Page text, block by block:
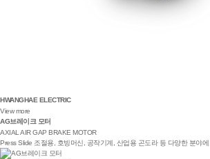
HWANGHAE ELECTRIC
View more
AG브레이크 모터
AXIAL AIR GAP BRAKE MOTOR
Press Slide 조절용, 호빙머신, 공작기계, 산업용 곤도라 등 다양한 분야에